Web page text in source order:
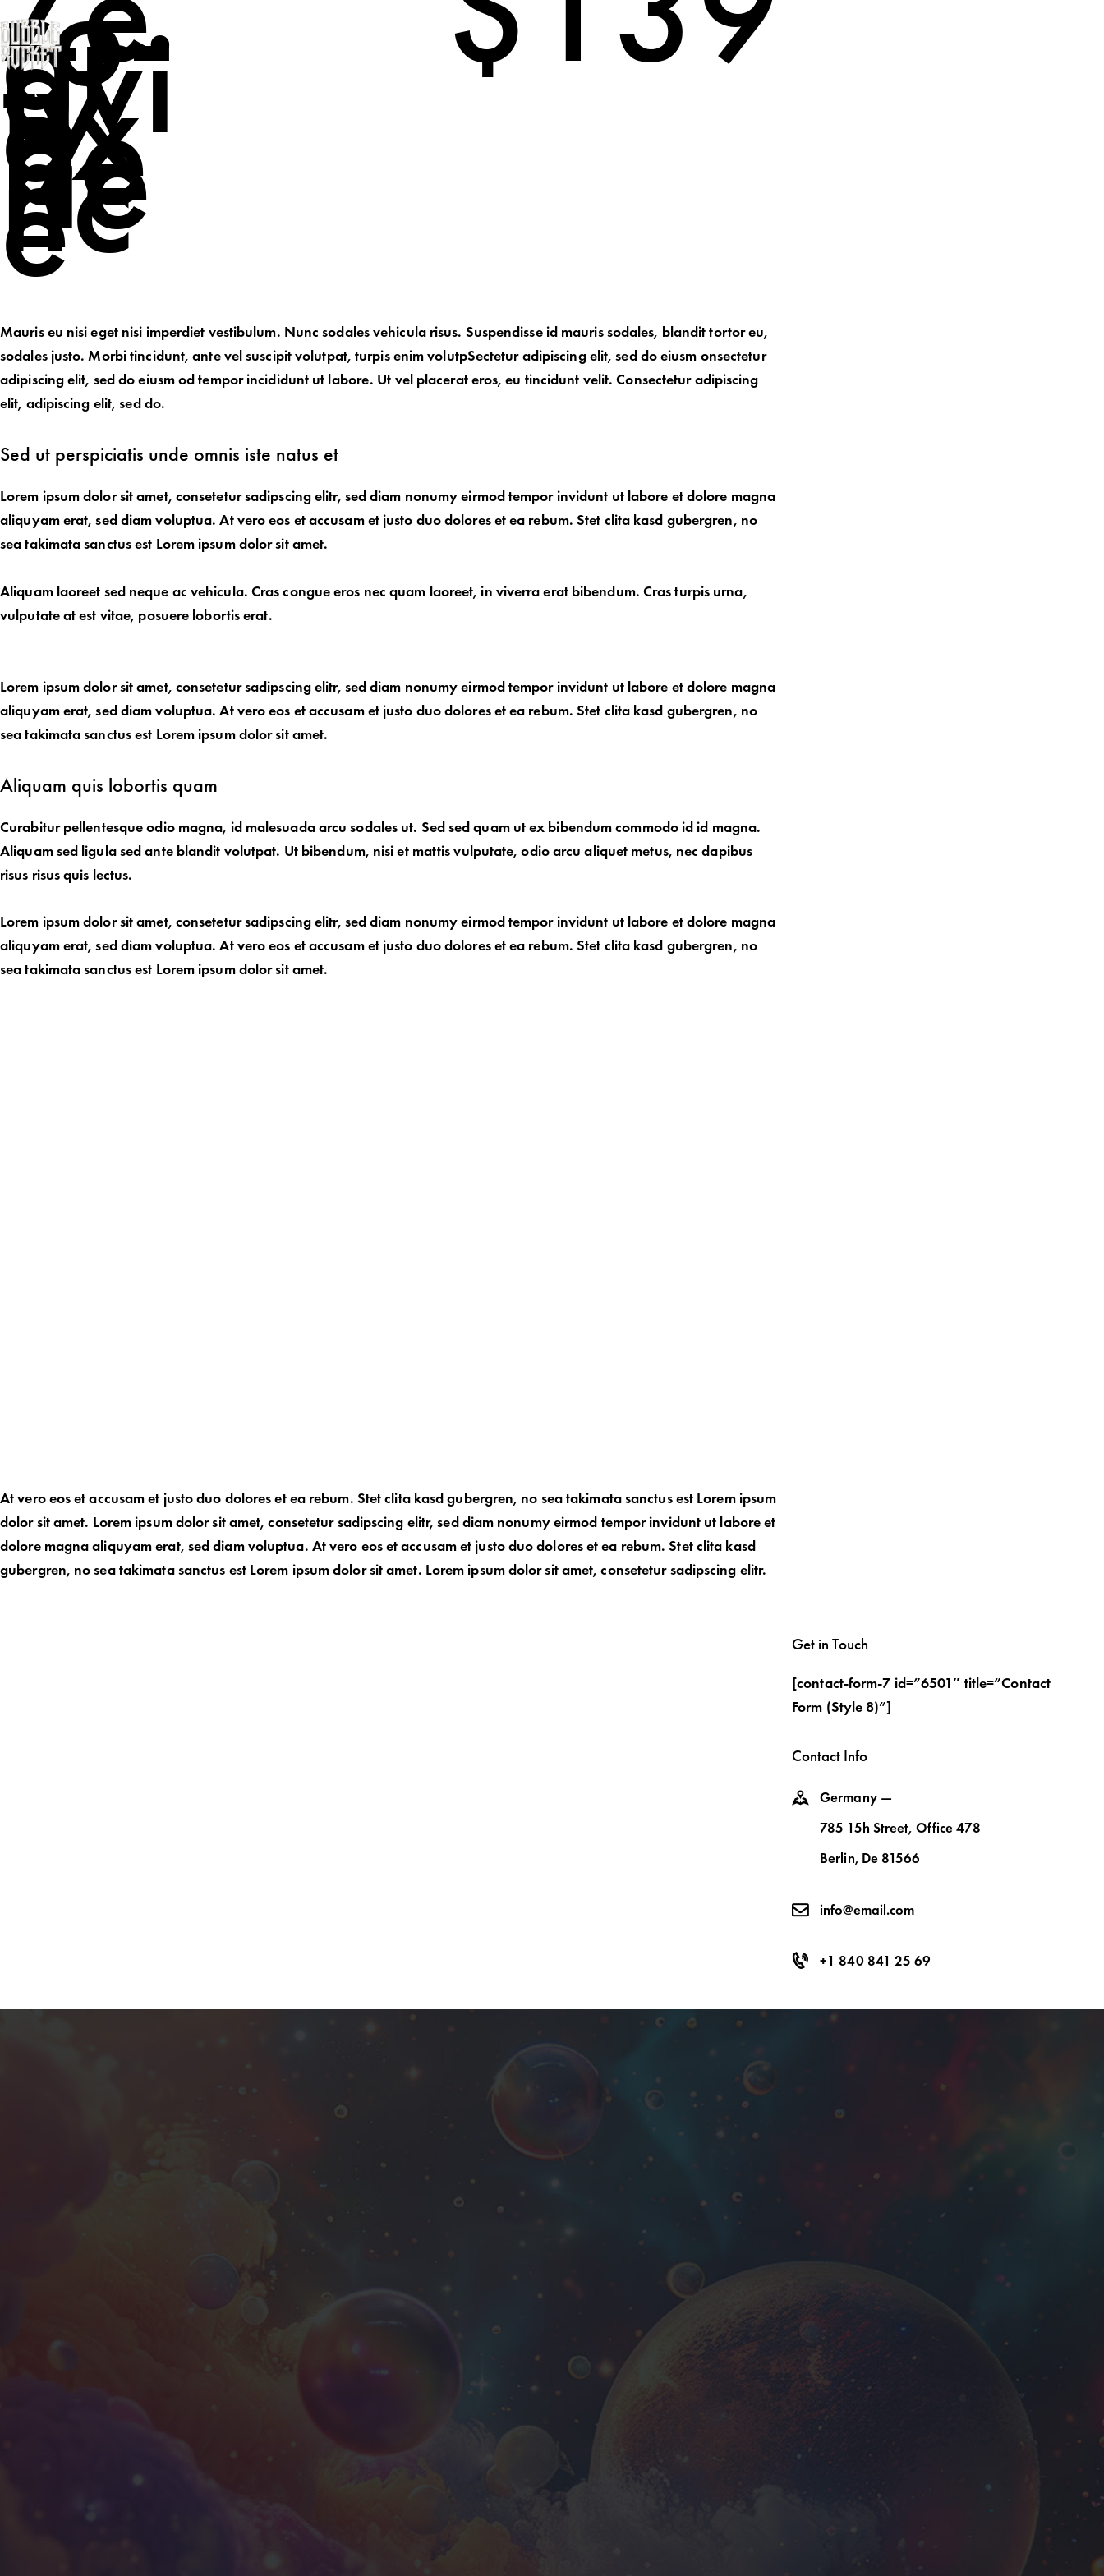
ro-
gr
avi
ty
ex
pe
rie
nc
e
Mauris eu nisi eget nisi imperdiet vestibulum. Nunc sodales vehicula risus. Suspendisse id mauris sodales, blandit tortor eu,
sodales justo. Morbi tincidunt, ante vel suscipit volutpat, turpis enim volutpSectetur adipiscing elit, sed do eiusm onsectetur
adipiscing elit, sed do eiusm od tempor incididunt ut labore. Ut vel placerat eros, eu tincidunt velit. Consectetur adipiscing
elit, adipiscing elit, sed do.
Sed ut perspiciatis unde omnis iste natus et
Lorem ipsum dolor sit amet, consetetur sadipscing elitr, sed diam nonumy eirmod tempor invidunt ut labore et dolore magna
aliquyam erat, sed diam voluptua. At vero eos et accusam et justo duo dolores et ea rebum. Stet clita kasd gubergren, no
sea takimata sanctus est Lorem ipsum dolor sit amet.
Aliquam laoreet sed neque ac vehicula. Cras congue eros nec quam laoreet, in viverra erat bibendum. Cras turpis urna,
vulputate at est vitae, posuere lobortis erat.
Lorem ipsum dolor sit amet, consetetur sadipscing elitr, sed diam nonumy eirmod tempor invidunt ut labore et dolore magna
aliquyam erat, sed diam voluptua. At vero eos et accusam et justo duo dolores et ea rebum. Stet clita kasd gubergren, no
sea takimata sanctus est Lorem ipsum dolor sit amet.
Aliquam quis lobortis quam
Curabitur pellentesque odio magna, id malesuada arcu sodales ut. Sed sed quam ut ex bibendum commodo id id magna.
Aliquam sed ligula sed ante blandit volutpat. Ut bibendum, nisi et mattis vulputate, odio arcu aliquet metus, nec dapibus
risus risus quis lectus.
Lorem ipsum dolor sit amet, consetetur sadipscing elitr, sed diam nonumy eirmod tempor invidunt ut labore et dolore magna
aliquyam erat, sed diam voluptua. At vero eos et accusam et justo duo dolores et ea rebum. Stet clita kasd gubergren, no
sea takimata sanctus est Lorem ipsum dolor sit amet.
At vero eos et accusam et justo duo dolores et ea rebum. Stet clita kasd gubergren, no sea takimata sanctus est Lorem ipsum
dolor sit amet. Lorem ipsum dolor sit amet, consetetur sadipscing elitr, sed diam nonumy eirmod tempor invidunt ut labore et
dolore magna aliquyam erat, sed diam voluptua. At vero eos et accusam et justo duo dolores et ea rebum. Stet clita kasd
gubergren, no sea takimata sanctus est Lorem ipsum dolor sit amet. Lorem ipsum dolor sit amet, consetetur sadipscing elitr.
Get in Touch
[contact-form-7 id=”6501″ title=”Contact
Form (Style 8)”]
Contact Info
Germany —
785 15h Street, Office 478
Berlin, De 81566
info@email.com
+1 840 841 25 69